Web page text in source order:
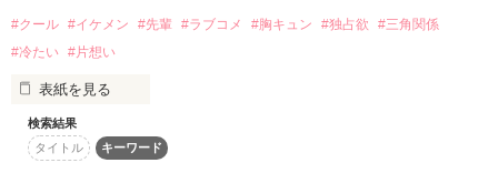
コンテスト
超短編で謎をしかけろ！100文字ミステリーコンテスト
復刻！夏の野いちごビギナーズ応援コンテスト～中・長編チ
ャレンジ！～
500文字の不気味なテスト、募集中。
恋愛リアリティショー番組
そこに放り込まれたのは、
崖っぷち無名女優・香月瑠奈(17)。
#クール #イケメン #先輩 #ラブコメ #胸キュン #独占欲
#三角関係
#冷たい #片想い
表紙を見る
検索結果
タイトル
キーワード